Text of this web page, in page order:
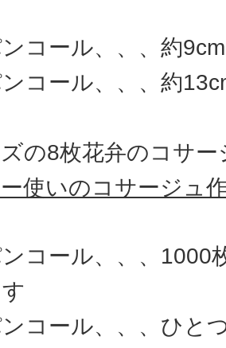
コール、、、約
コール、、、約
の8枚花弁のコサ
使いのコサージュ
コール、、、1000
コール、、、ひと